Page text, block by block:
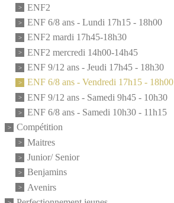
ENF2
ENF 6/8 ans - Lundi 17h15 - 18h00
ENF2 mardi 17h45-18h30
ENF2 mercredi 14h00-14h45
ENF 9/12 ans - Jeudi 17h45 - 18h30
ENF 6/8 ans - Vendredi 17h15 - 18h00
ENF 9/12 ans - Samedi 9h45 - 10h30
ENF 6/8 ans - Samedi 10h30 - 11h15
Compétition
Maitres
Junior/ Senior
Benjamins
Avenirs